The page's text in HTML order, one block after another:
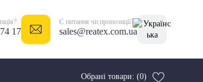
17
Є питання чи пропозиції?
sales@reatex.com.ua
Обрані товари: (0)